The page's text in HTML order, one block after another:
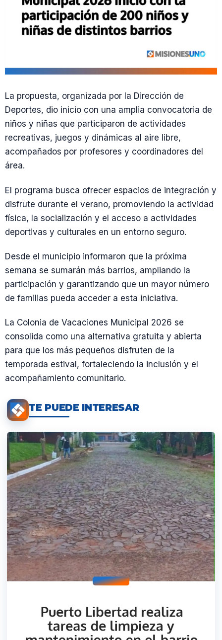
La propuesta, organizada por la Dirección de
Deportes, dio inicio con una amplia convocatoria de
niños y niñas que participaron de actividades
recreativas, juegos y dinámicas al aire libre,
acompañados por profesores y coordinadores del
área.
El programa busca ofrecer espacios de integración y
disfrute durante el verano, promoviendo la actividad
física, la socialización y el acceso a actividades
deportivas y culturales en un entorno seguro.
Desde el municipio informaron que la próxima
semana se sumarán más barrios, ampliando la
participación y garantizando que un mayor número
de familias pueda acceder a esta iniciativa.
La Colonia de Vacaciones Municipal 2026 se
consolida como una alternativa gratuita y abierta
para que los más pequeños disfruten de la
temporada estival, fortaleciendo la inclusión y el
acompañamiento comunitario.
TE PUEDE INTERESAR